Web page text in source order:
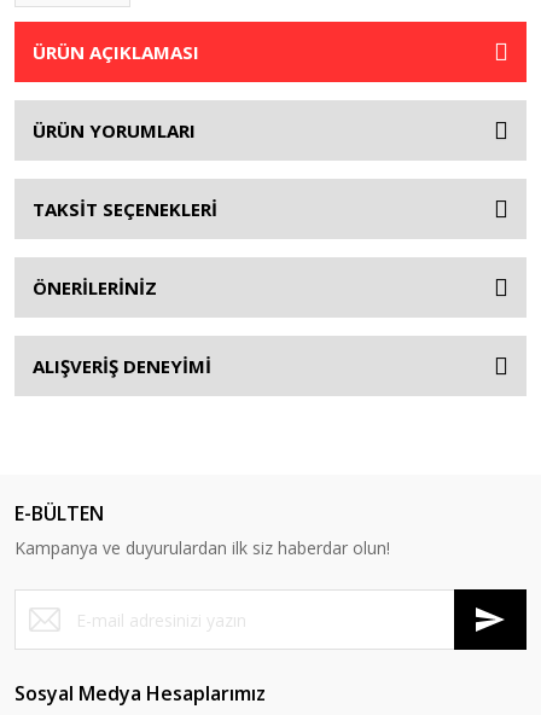
ÜRÜN AÇIKLAMASI
ÜRÜN YORUMLARI
TAKSİT SEÇENEKLERİ
ÖNERİLERİNİZ
ALIŞVERİŞ DENEYİMİ
E-BÜLTEN
Kampanya ve duyurulardan ilk siz haberdar olun!
Sosyal Medya Hesaplarımız